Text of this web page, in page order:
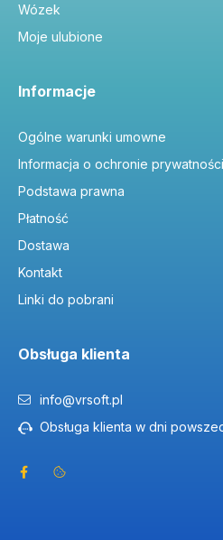
Wózek
Moje ulubione
Informacje
Ogólne warunki umowne
Informacja o ochronie prywatności
Podstawa prawna
Płatność
Dostawa
Kontakt
Linki do pobrani
Obsługa klienta
info@vrsoft.pl
Obsługa klienta w dni